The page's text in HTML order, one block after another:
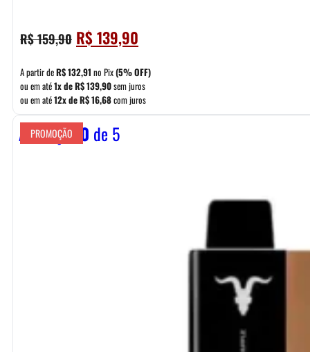
R$159,90 O
preço
original
era:
R$ 159,90.
R$139,90
preço
atual
é:
R$ 139,90.
A partir deR$132,91 no Pix(5% OFF)
ou em até1x deR$139,90sem juros
ou em até12x deR$16,68com juros
Avaliação 0 de 5
PROMOÇÃO